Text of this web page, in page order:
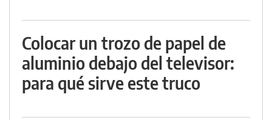
Colocar un trozo de papel de
aluminio debajo del televisor:
para qué sirve este truco